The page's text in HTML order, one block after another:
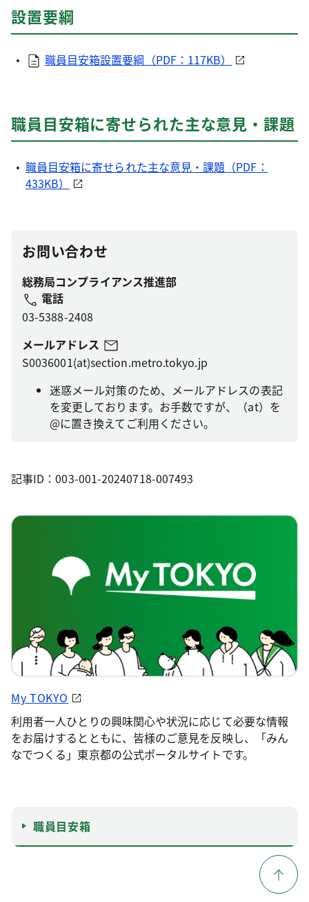
設置要綱
職員目安箱設置要綱（PDF：117KB）
職員目安箱に寄せられた主な意見・課題
職員目安箱に寄せられた主な意見・課題（PDF：
433KB）
お問い合わせ
総務局コンプライアンス推進部
電話
03-5388-2408
メールアドレス
S0036001(at)section.metro.tokyo.jp
迷惑メール対策のため、メールアドレスの表記
を変更しております。お手数ですが、（at）を
@に置き換えてご利用ください。
記事ID：003-001-20240718-007493
My TOKYO
利用者一人ひとりの興味関心や状況に応じて必要な情報
をお届けするとともに、皆様のご意見を反映し、「みん
なでつくる」東京都の公式ポータルサイトです。
職員目安箱